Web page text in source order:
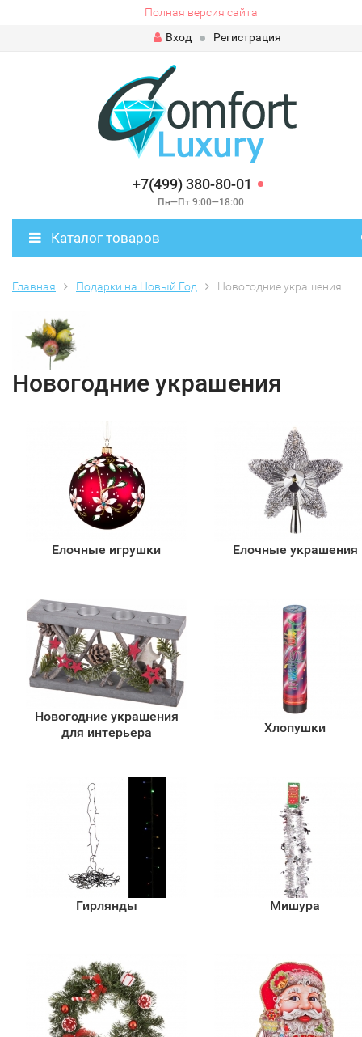
Полная версия сайта
Вход
Регистрация
+7(499) 380-80-01
Пн—Пт 9:00—18:00
Каталог товаров
Главная Подарки на Новый Год Новогодние украшения
Новогодние украшения
Елочные игрушки Елочные украшения
Новогодние украшения
для интерьера
Хлопушки
Гирлянды Мишура